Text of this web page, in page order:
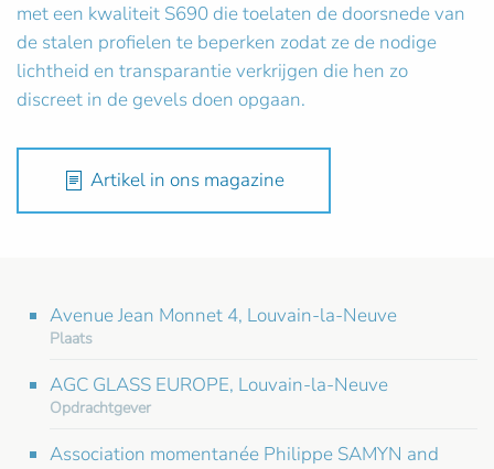
met een kwaliteit S690 die toelaten de doorsnede van
de stalen profielen te beperken zodat ze de nodige
lichtheid en transparantie verkrijgen die hen zo
discreet in de gevels doen opgaan.
Artikel in ons magazine
Avenue Jean Monnet 4, Louvain-la-Neuve
Plaats
AGC GLASS EUROPE, Louvain-la-Neuve
Opdrachtgever
Association momentanée Philippe SAMYN and